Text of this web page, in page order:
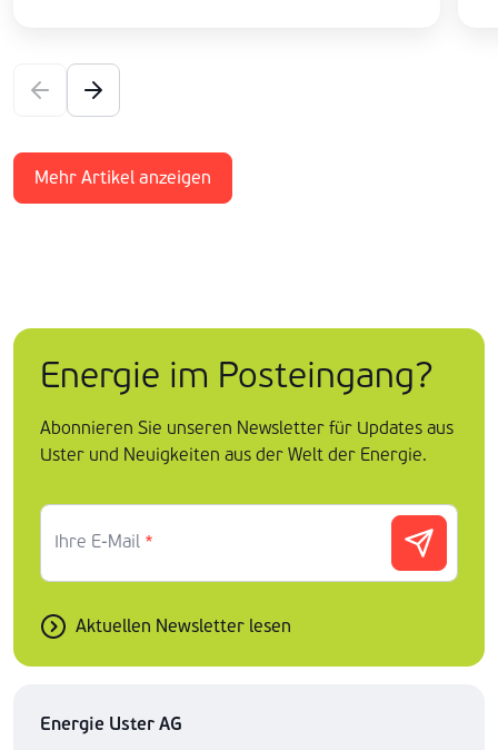
Mehr Artikel anzeigen
Energie im Posteingang?
Abonnieren Sie unseren Newsletter für Updates aus
Uster und Neuigkeiten aus der Welt der Energie.
Ihre E-Mail *
Aktuellen Newsletter lesen
Energie Uster AG